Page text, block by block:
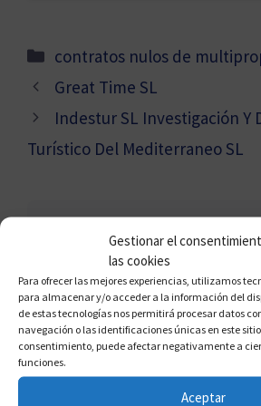
Gestionar el
las cookies
Para ofrecer las mejores experiencias, utilizamos
para almacenar y/o acceder a la información del
de estas tecnologías nos permitirá procesar datos
navegación o las identificaciones únicas en este
consentimiento, puede afectar negativamente a
funciones.
Aceptar
Categorías
contratos nulos de
Great Time SL
Indestur SL Investigación Y
Turístico Del Mediterraneo SL
FRANCISCO